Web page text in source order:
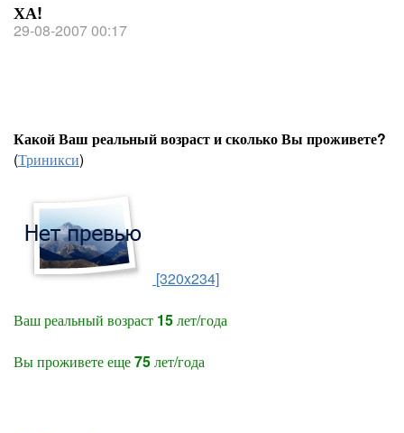
ХА!
29-08-2007 00:17
Какой Ваш реальный возраст и сколько Вы проживете?
(Триникси)
[320x234]
Ваш реальный возраст 15лет/года
Вы проживете еще75лет/года